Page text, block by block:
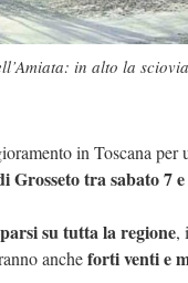
in alto la
in Toscana per
Grosseto tra sabato 7
su tutta la regione,
ancheforti venti e